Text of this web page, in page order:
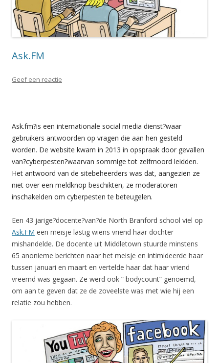
Ask.FM
Geef een reactie
Ask.fm?is een internationale social media dienst?waar
gebruikers antwoorden op vragen die aan hen gesteld
worden. De website kwam in 2013 in opspraak door gevallen
van?cyberpesten?waarvan sommige tot zelfmoord leidden.
Het antwoord van de sitebeheerders was dat, aangezien ze
niet over een meldknop beschikten, ze moderatoren
inschakelden om cyberpesten te beteugelen.
Een 43 jarige?docente?van?de North Branford school viel op
Ask.FM een meisje lastig wiens vriend haar dochter
mishandelde. De docente uit Middletown stuurde minstens
65 anonieme berichten naar het meisje en intimideerde haar
tussen januari en maart en vertelde haar dat haar vriend
vreemd was gegaan. Ze werd ook ” bodycount” genoemd,
om aan te geven dat ze de zoveelste was met wie hij een
relatie zou hebben.